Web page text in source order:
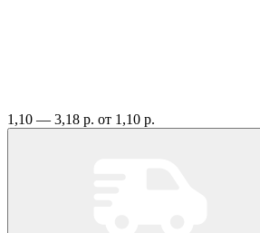
1,10 — 3,18 р. от 1,10 р.